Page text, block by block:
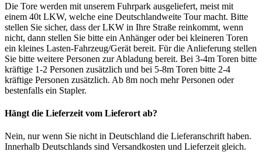
Die Tore werden mit unserem Fuhrpark ausgeliefert, meist mit
einem 40t LKW, welche eine Deutschlandweite Tour macht. Bitte
stellen Sie sicher, dass der LKW in Ihre Straße reinkommt, wenn
nicht, dann stellen Sie bitte ein Anhänger oder bei kleineren Toren
ein kleines Lasten-Fahrzeug/Gerät bereit. Für die Anlieferung stellen
Sie bitte weitere Personen zur Abladung bereit. Bei 3-4m Toren bitte
kräftige 1-2 Personen zusätzlich und bei 5-8m Toren bitte 2-4
kräftige Personen zusätzlich. Ab 8m noch mehr Personen oder
bestenfalls ein Stapler.
Hängt die Lieferzeit vom Lieferort ab?
Nein, nur wenn Sie nicht in Deutschland die Lieferanschrift haben.
Innerhalb Deutschlands sind Versandkosten und Lieferzeit gleich.